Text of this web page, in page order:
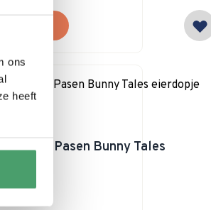
ons
heeft
& Boch Pasen Bunny Tales
Max
€ 21,95